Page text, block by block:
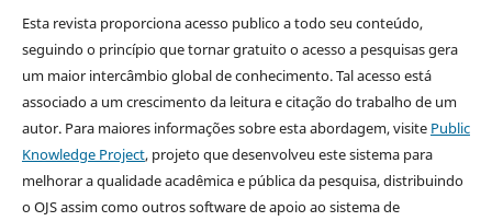
Esta revista proporciona acesso publico a todo seu conteúdo,
seguindo o princípio que tornar gratuito o acesso a pesquisas gera
um maior intercâmbio global de conhecimento. Tal acesso está
associado a um crescimento da leitura e citação do trabalho de um
autor. Para maiores informações sobre esta abordagem, visite Public
Knowledge Project, projeto que desenvolveu este sistema para
melhorar a qualidade acadêmica e pública da pesquisa, distribuindo
o OJS assim como outros software de apoio ao sistema de